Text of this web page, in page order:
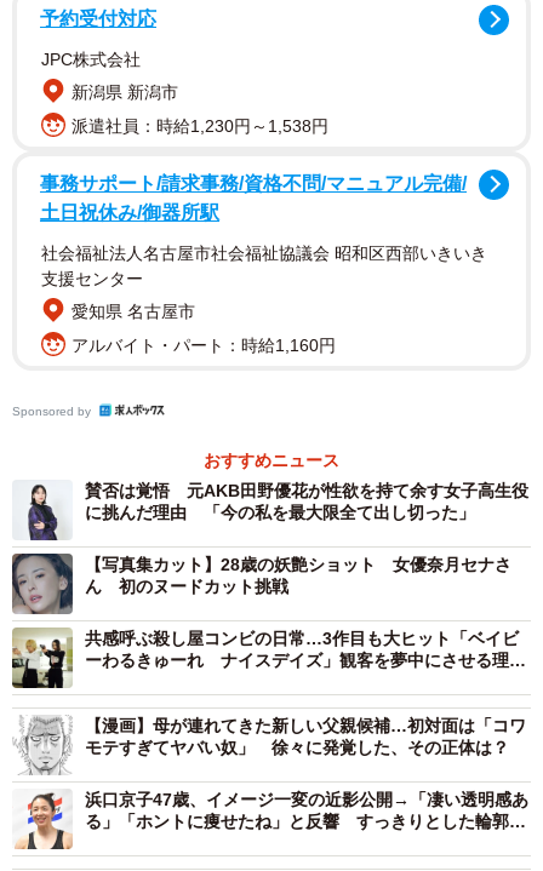
『HOTEL』共演からの仲
2015年には全国で再演を行った。
「戦争をテーマにした物語を描かなければという気持ちは
昔からあって、本作のベースとなる舞台版を2005年に初演
し、2015年に全国ツアーに出て再演しました。初演当時も
そうでしたが、いつの時代も世界のどこかでは必ず戦争が
あって、2025年はそれが一層大きくなっている。『ハオ
ト』を多くの方々に発信して、それぞれの心に戦争という
のは倫理観をおかしくするということを留めおいていただ
きたいという使命感が日に日に強くなっています」
映画化のきっかけは、初演を観劇した友人で俳優の高嶋政
伸。石ノ森章太郎の同名漫画を原作としたドラマシリーズ
『HOTEL』で共演して以来の仲だ。
予約受付対応
JPC株式会社
新潟県 新潟市
派遣社員：時給1,230円～1,538円
事務サポート/請求事務/資格不問/マニュアル完備/
土日祝休み/御器所駅
社会福祉法人名古屋市社会福祉協議会 昭和区西部いきいき
支援センター
愛知県 名古屋市
アルバイト・パート：時給1,160円
Sponsored by
おすすめニュース
賛否は覚悟 元AKB田野優花が性欲を持て余す女子高生役
に挑んだ理由 「今の私を最大限全て出し切った」
【写真集カット】28歳の妖艶ショット 女優奈月セナさ
ん 初のヌードカット挑戦
共感呼ぶ殺し屋コンビの日常…3作目も大ヒット「ベイビ
ーわるきゅーれ ナイスデイズ」観客を夢中にさせる理由
【漫画】母が連れてきた新しい父親候補…初対面は「コワ
モテすぎてヤバい奴」 徐々に発覚した、その正体は？
浜口京子47歳、イメージ一変の近影公開→「凄い透明感あ
る」「ホントに痩せたね」と反響 すっきりとした輪郭に